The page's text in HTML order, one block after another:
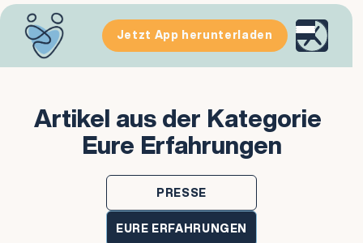
Jetzt App herunterladen
Artikel aus der Kategorie
Eure Erfahrungen
PRESSE
EURE ERFAHRUNGEN